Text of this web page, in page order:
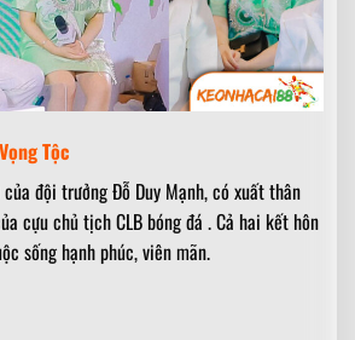
Tộc
của đội trưởng Đỗ Duy Mạnh, có xuất thân
cựu chủ tịch CLB bóng đá . Cả hai kết hôn
sống hạnh phúc, viên mãn.